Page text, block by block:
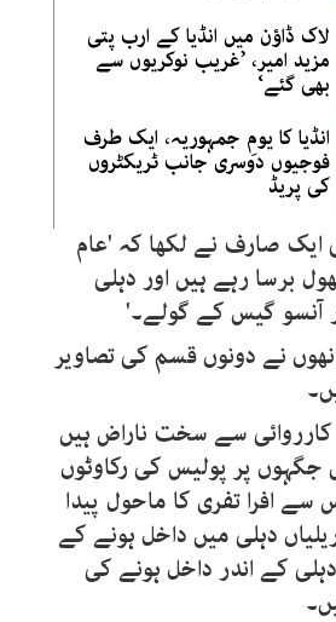
لاک ڈاؤن میں انڈیا کے ارب پتی
مزید امیر، ’غریب نوکریوں سے
بھی گئے‘
انڈیا کا یومِ جمہوریہ، ایک طرف
فوجیوں دوسری جانب ٹریکٹروں
کی پریڈ
ایک صارف نے لکھا کہ 'عام
برسا رہے ہیں اور دہلی
آنسو گیس کے گولے۔'
نے دونوں قسم کی تصاویر
سے سخت ناراض ہیں
جگہوں پر پولیس کی رکاوٹوں
افرا تفری کا ماحول پیدا
دہلی میں داخل ہونے کے
کے اندر داخل ہونے کی